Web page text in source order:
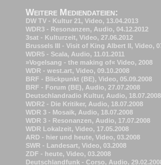
Weitere Mediendateien:
DW TV - Kultur 21, Video, 13.04.2013
WDR3 - Resonanzen, Audio, 04.12.2012
3sat - Kulturzeit, Video, 27.06.2012
Brussels III - Visit of King Albert II, Video,
WDR5 - Scala, Audio, 11.01.2011
»Vogelsang - the making of« Video, 2008
WDR - west.art, Video, 09.10.2008
BRF - Blickpunkt (BE), Video, 05.09.2008
BRF - Forum (BE), Audio, 27.07.2008
Deutschlandradio Kultur, Audio, 18.07.2008
WDR2 - Die Kritiker, Audio, 18.07.2008
WDR 3 - Mosaik, Audio, 18.07.2008
WDR 3 - Resonanzen, Audio, 17.07.2008
WDR Lokalzeit, Video, 17.05.2008
ARD - hier und heute, Video, 03.2008
SWR - Landesart, Video, 03.2008
ZDF - heute, Video, 03.2008
Deutschlandfunk - Corso, Audio,